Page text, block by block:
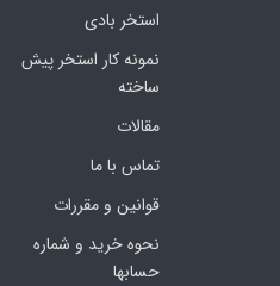
استخر بادی
نمونه کار استخر پیش
ساخته
مقالات
تماس با ما
قوانین و مقررات
نحوه خرید و شماره
حسابها